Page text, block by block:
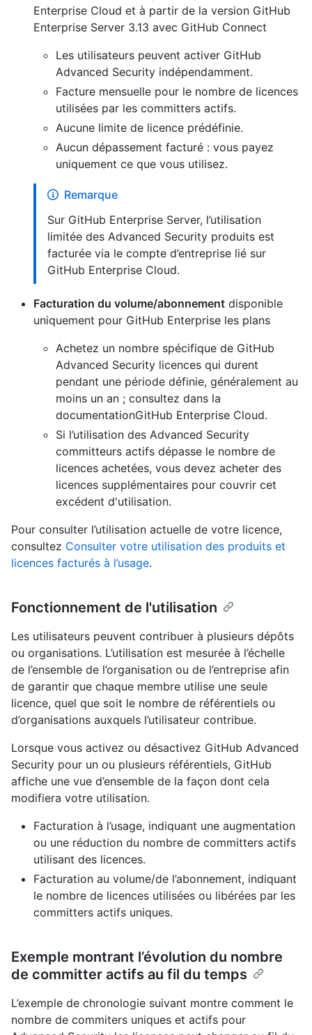
Enterprise Cloud et à partir de la version GitHub
Enterprise Server 3.13 avec GitHub Connect
Les utilisateurs peuvent activer GitHub
Advanced Security indépendamment.
Facture mensuelle pour le nombre de licences
utilisées par les committers actifs.
Aucune limite de licence prédéfinie.
Aucun dépassement facturé : vous payez
uniquement ce que vous utilisez.
Remarque
Sur GitHub Enterprise Server, l’utilisation
limitée des Advanced Security produits est
facturée via le compte d’entreprise lié sur
GitHub Enterprise Cloud.
Facturation du volume/abonnement disponible
uniquement pour GitHub Enterprise les plans
Achetez un nombre spécifique de GitHub
Advanced Security licences qui durent
pendant une période définie, généralement au
moins un an ; consultez dans la
documentationGitHub Enterprise Cloud.
Si l’utilisation des Advanced Security
committeurs actifs dépasse le nombre de
licences achetées, vous devez acheter des
licences supplémentaires pour couvrir cet
excédent d'utilisation.
Pour consulter l’utilisation actuelle de votre licence,
consultez Consulter votre utilisation des produits et
licences facturés à l’usage.
Fonctionnement de l'utilisation
Les utilisateurs peuvent contribuer à plusieurs dépôts
ou organisations. L’utilisation est mesurée à l’échelle
de l’ensemble de l’organisation ou de l’entreprise afin
de garantir que chaque membre utilise une seule
licence, quel que soit le nombre de référentiels ou
d’organisations auxquels l’utilisateur contribue.
Lorsque vous activez ou désactivez GitHub Advanced
Security pour un ou plusieurs référentiels, GitHub
affiche une vue d’ensemble de la façon dont cela
modifiera votre utilisation.
Facturation à l’usage, indiquant une augmentation
ou une réduction du nombre de committers actifs
utilisant des licences.
Facturation au volume/de l’abonnement, indiquant
le nombre de licences utilisées ou libérées par les
committers actifs uniques.
Exemple montrant l’évolution du nombre
de committer actifs au fil du temps
L’exemple de chronologie suivant montre comment le
nombre de commiters uniques et actifs pour